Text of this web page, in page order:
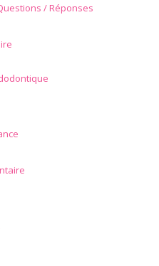
/ Réponses